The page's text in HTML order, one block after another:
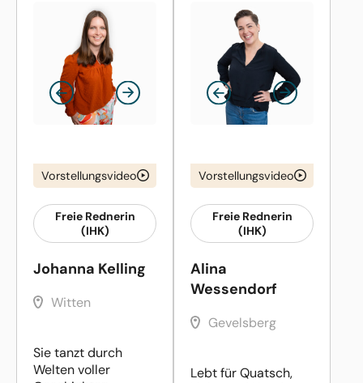
Vorstellungsvideo
Freie Rednerin
(IHK)
Johanna Kelling
Witten
Sie tanzt durch
Welten voller
Vorstellungsvideo
Freie Rednerin
(IHK)
Alina
Wessendorf
Gevelsberg
Lebt für Quatsch,